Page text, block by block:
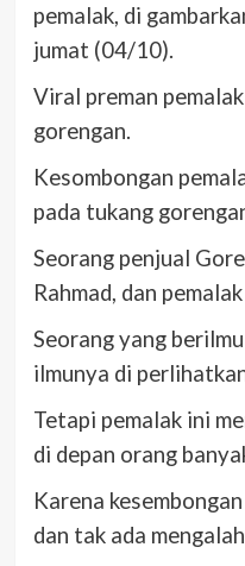
pemalak, di
jumat (04/10).
Viral preman
gorengan.
Kesombongan
pada tukang
Seorang penjual
Rahmad, dan
Seorang yang
ilmunya di
Tetapi pemalak ini
di depan orang
Karena
dan tak ada